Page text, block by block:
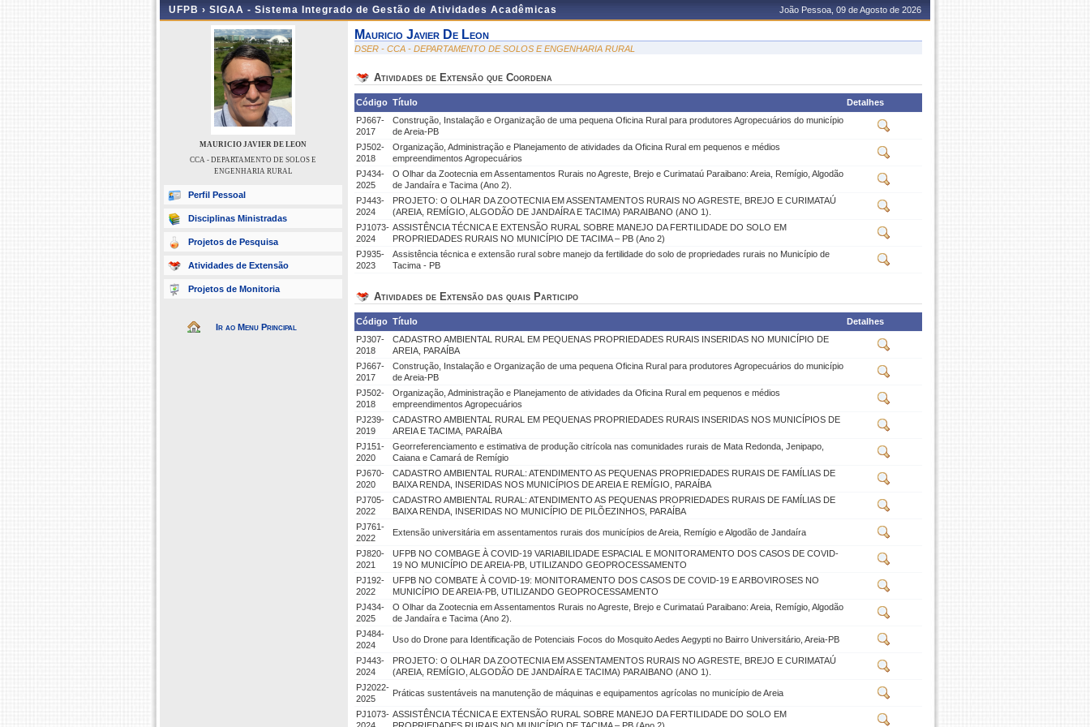
UFPB › SIGAA - Sistema Integrado de Gestão de Atividades Acadêmicas João Pessoa, 09 de Agosto de 2026
MAURICIO JAVIER DE LEON
CCA - DEPARTAMENTO DE SOLOS E
ENGENHARIA RURAL
Perfil Pessoal
Disciplinas Ministradas
Projetos de Pesquisa
Atividades de Extensão
Projetos de Monitoria
Ir ao Menu Principal
Mauricio Javier De Leon
DSER - CCA - DEPARTAMENTO DE SOLOS E ENGENHARIA RURAL
Atividades de Extensão que Coordena
Código Título
Detalhes
PJ667-
2017
Construção, Instalação e Organização de uma pequena Oficina Rural para produtores Agropecuários do município
de Areia-PB
PJ502-
2018
Organização, Administração e Planejamento de atividades da Oficina Rural em pequenos e médios
empreendimentos Agropecuários
PJ434-
2025
O Olhar da Zootecnia em Assentamentos Rurais no Agreste, Brejo e Curimataú Paraibano: Areia, Remígio, Algodão
de Jandaíra e Tacima (Ano 2).
PJ443-
2024
PROJETO: O OLHAR DA ZOOTECNIA EM ASSENTAMENTOS RURAIS NO AGRESTE, BREJO E CURIMATAÚ
(AREIA, REMÍGIO, ALGODÃO DE JANDAÍRA E TACIMA) PARAIBANO (ANO 1).
PJ1073-
2024
ASSISTÊNCIA TÉCNICA E EXTENSÃO RURAL SOBRE MANEJO DA FERTILIDADE DO SOLO EM
PROPRIEDADES RURAIS NO MUNICÍPIO DE TACIMA – PB (Ano 2)
PJ935-
2023
Assistência técnica e extensão rural sobre manejo da fertilidade do solo de propriedades rurais no Município de
Tacima - PB
Atividades de Extensão das quais Participo
Código Título
Detalhes
PJ307-
2018
CADASTRO AMBIENTAL RURAL EM PEQUENAS PROPRIEDADES RURAIS INSERIDAS NO MUNICÍPIO DE
AREIA, PARAÍBA
PJ667-
2017
Construção, Instalação e Organização de uma pequena Oficina Rural para produtores Agropecuários do município
de Areia-PB
PJ502-
2018
Organização, Administração e Planejamento de atividades da Oficina Rural em pequenos e médios
empreendimentos Agropecuários
PJ239-
2019
CADASTRO AMBIENTAL RURAL EM PEQUENAS PROPRIEDADES RURAIS INSERIDAS NOS MUNICÍPIOS DE
AREIA E TACIMA, PARAÍBA
PJ151-
2020
Georreferenciamento e estimativa de produção citrícola nas comunidades rurais de Mata Redonda, Jenipapo,
Caiana e Camará de Remígio
PJ670-
2020
CADASTRO AMBIENTAL RURAL: ATENDIMENTO AS PEQUENAS PROPRIEDADES RURAIS DE FAMÍLIAS DE
BAIXA RENDA, INSERIDAS NOS MUNICÍPIOS DE AREIA E REMÍGIO, PARAÍBA
PJ705-
2022
CADASTRO AMBIENTAL RURAL: ATENDIMENTO AS PEQUENAS PROPRIEDADES RURAIS DE FAMÍLIAS DE
BAIXA RENDA, INSERIDAS NO MUNICÍPIO DE PILÕEZINHOS, PARAÍBA
PJ761-
2022
Extensão universitária em assentamentos rurais dos municípios de Areia, Remígio e Algodão de Jandaíra
PJ820-
2021
UFPB NO COMBAGE À COVID-19 VARIABILIDADE ESPACIAL E MONITORAMENTO DOS CASOS DE COVID-
19 NO MUNICÍPIO DE AREIA-PB, UTILIZANDO GEOPROCESSAMENTO
PJ192-
2022
UFPB NO COMBATE À COVID-19: MONITORAMENTO DOS CASOS DE COVID-19 E ARBOVIROSES NO
MUNICÍPIO DE AREIA-PB, UTILIZANDO GEOPROCESSAMENTO
PJ434-
2025
O Olhar da Zootecnia em Assentamentos Rurais no Agreste, Brejo e Curimataú Paraibano: Areia, Remígio, Algodão
de Jandaíra e Tacima (Ano 2).
PJ484-
2024
Uso do Drone para Identificação de Potenciais Focos do Mosquito Aedes Aegypti no Bairro Universitário, Areia-PB
PJ443-
2024
PROJETO: O OLHAR DA ZOOTECNIA EM ASSENTAMENTOS RURAIS NO AGRESTE, BREJO E CURIMATAÚ
(AREIA, REMÍGIO, ALGODÃO DE JANDAÍRA E TACIMA) PARAIBANO (ANO 1).
PJ2022-
2025
Práticas sustentáveis na manutenção de máquinas e equipamentos agrícolas no município de Areia
PJ1073- ASSISTÊNCIA TÉCNICA E EXTENSÃO RURAL SOBRE MANEJO DA FERTILIDADE DO SOLO EM